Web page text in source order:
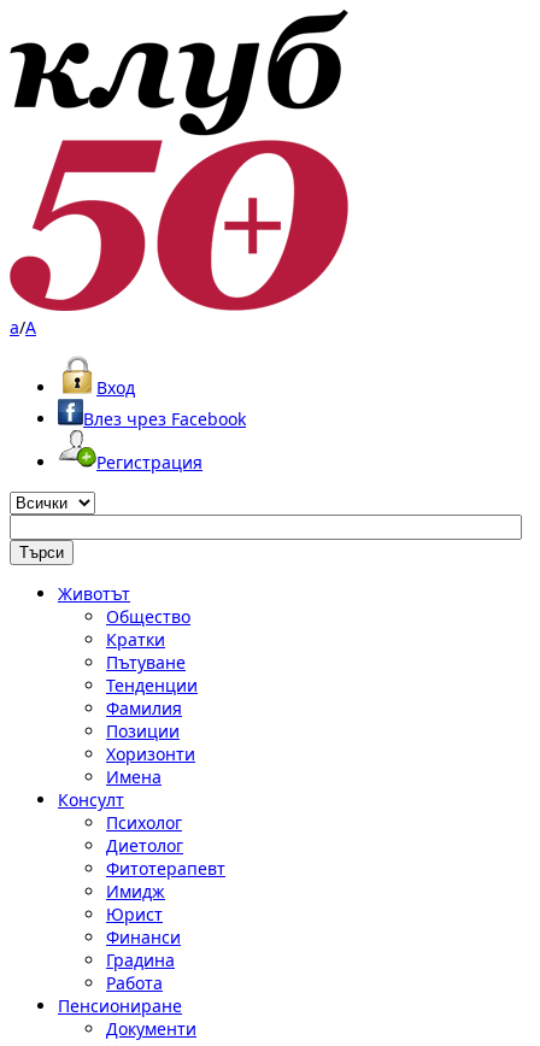
a/A
Вход
Влез чрез Facebook
Регистрация
Животът
Общество
Кратки
Пътуване
Тенденции
Фамилия
Позиции
Хоризонти
Имена
Консулт
Психолог
Диетолог
Фитотерапевт
Имидж
Юрист
Финанси
Градина
Работа
Пенсиониране
Документи